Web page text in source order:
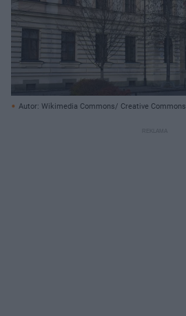
Autor: Wikimedia Commons/ Creative Commons